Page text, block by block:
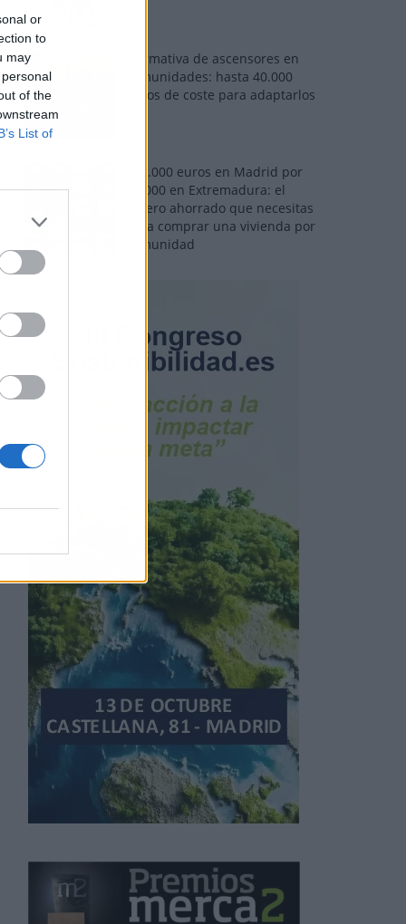
or
to
may
of the
List of
Normativa de ascensores en
comunidades: hasta 40.000
euros de coste para adaptarlos
110.000 euros en Madrid por
31.000 en Extremadura: el
dinero ahorrado que necesitas
para comprar una vivienda por
comunidad